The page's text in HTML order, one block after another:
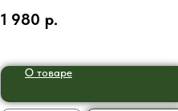
1 980 р.
О товаре